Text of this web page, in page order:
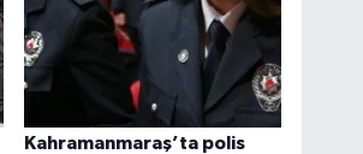
Kahramanmaraş’ta polis